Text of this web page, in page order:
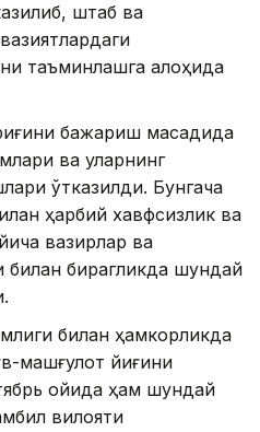
штаб ва
таъминлашга алоҳида
бажариш мақсадида
ва уларнинг
ўтказилди. Бунгача
ҳарбий хавфсизлик ва
вазирлар ва
билан бирагликда шундай
билан ҳамкорликда
машғулот йиғини
ойида ҳам шундай
вилояти